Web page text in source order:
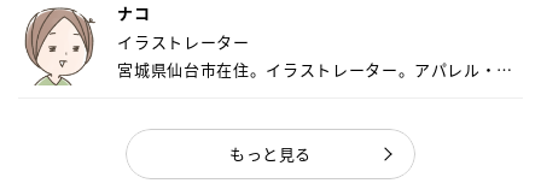
ナコ
イラストレーター
宮城県仙台市在住。イラストレーター。アパレル・キ
もっと見る